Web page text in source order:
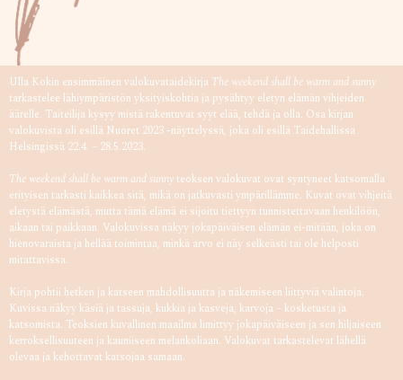
Ulla Kokin ensimmäinen valokuvataidekirja The weekend shall be warm and sunny
tarkastelee lähiympäristön yksityiskohtia ja pysähtyy eletyn elämän vihjeiden
äärelle. Taiteilija kysyy mistä rakentuvat syyt elää, tehdä ja olla. Osa kirjan
valokuvista oli esillä Nuoret 2023 -näyttelyssä, joka oli esillä Taidehallissa
Helsingissä 22.4. – 28.5.2023.
The weekend shall be warm and sunny teoksen valokuvat ovat syntyneet katsomalla
erityisen tarkasti kaikkea sitä, mikä on jatkuvasti ympärillämme. Kuvat ovat vihjeitä
eletystä elämästä, mutta tämä elämä ei sijoitu tiettyyn tunnistettavaan henkilöön,
aikaan tai paikkaan. Valokuvissa näkyy jokapäiväisen elämän ei-mitään, joka on
hienovaraista ja hellää toimintaa, minkä arvo ei näy selkeästi tai ole helposti
mitattavissa.
Kirja pohtii hetken ja katseen mahdollisuutta ja näkemiseen liittyviä valintoja.
Kuvissa näkyy käsiä ja tassuja, kukkia ja kasveja, karvoja – kosketusta ja
katsomista. Teoksien kuvallinen maailma limittyy jokapäiväiseen ja sen hiljaiseen
kerroksellisuuteen ja kauniiseen melankoliaan. Valokuvat tarkastelevat lähellä
olevaa ja kehottavat katsojaa samaan.